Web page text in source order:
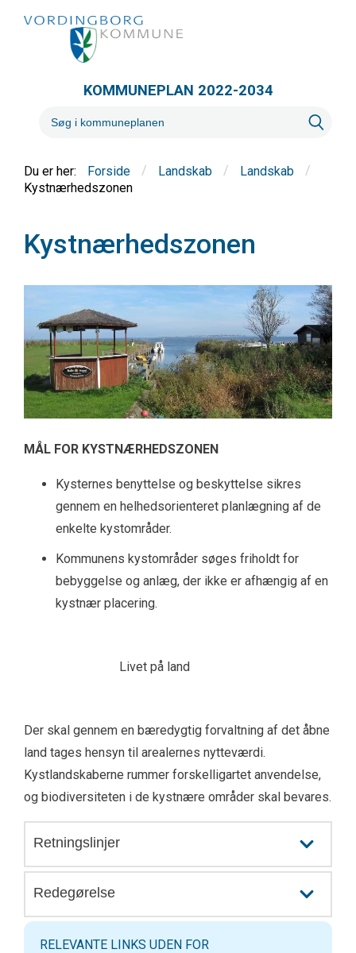
KOMMUNEPLAN 2022-2034
Forside / Landskab / Landskab
/
Kystnærhedszonen
Kystnærhedszonen
MÅL FOR KYSTNÆRHEDSZONEN
Kysternes benyttelse og beskyttelse sikres
gennem en helhedsorienteret planlægning af de
enkelte kystområder.
Kommunens kystområder søges friholdt for
bebyggelse og anlæg, der ikke er afhængig af en
kystnær placering.
Der skal gennem en bæredygtig forvaltning af det åbne
land tages hensyn til arealernes nytteværdi.
Kystlandskaberne rummer forskelligartet anvendelse,
og biodiversiteten i de kystnære områder skal bevares.
Retningslinjer
Redegørelse
RELEVANTE LINKS UDEN FOR